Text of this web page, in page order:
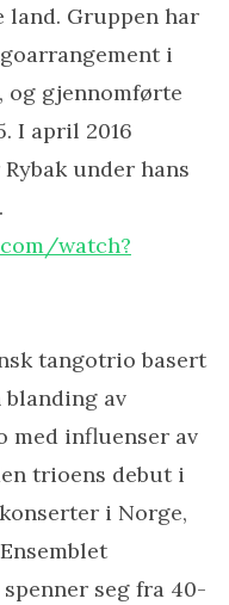
Gruppen har
i
og gjennomførte
I april 2016
under hans
watch?
tangotrio basert
blanding av
med influenser av
trioens debut i
i Norge,
seg fra 40-